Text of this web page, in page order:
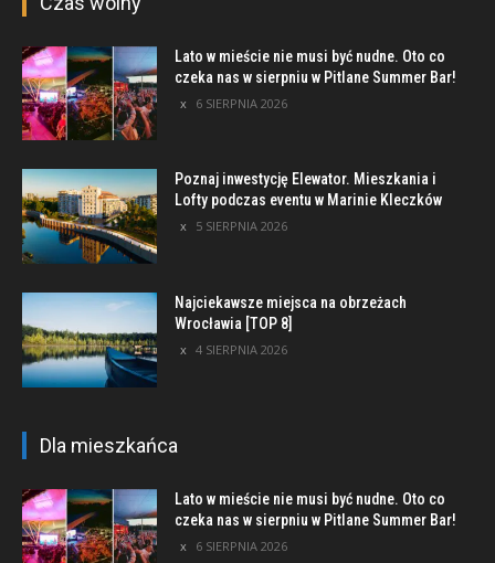
Lato w mieście nie musi być nudne. Oto co
czeka nas w sierpniu w Pitlane Summer Bar!
6 SIERPNIA 2026
Poznaj inwestycję Elewator. Mieszkania i
Lofty podczas eventu w Marinie Kleczków
5 SIERPNIA 2026
Najciekawsze miejsca na obrzeżach
Wrocławia [TOP 8]
4 SIERPNIA 2026
Dla mieszkańca
Lato w mieście nie musi być nudne. Oto co
czeka nas w sierpniu w Pitlane Summer Bar!
6 SIERPNIA 2026